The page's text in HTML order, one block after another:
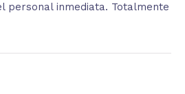
personal inmediata. Totalmente